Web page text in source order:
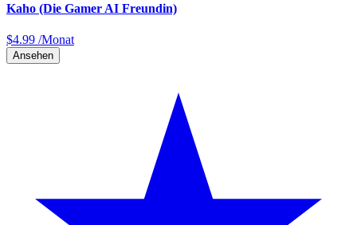
Kaho (Die Gamer AI Freundin)
$4.99 /Monat
Ansehen